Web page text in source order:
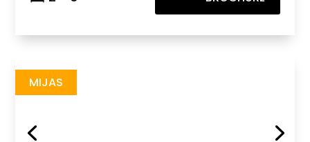
MIJAS